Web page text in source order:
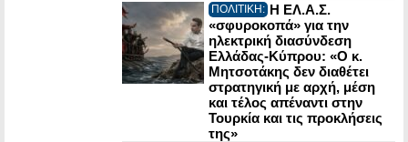
ΠΟΛΙΤΙΚΗ: Η ΕΛ.Α.Σ.
«σφυροκοπά» για την
ηλεκτρική διασύνδεση
Ελλάδας-Κύπρου: «Ο κ.
Μητσοτάκης δεν διαθέτει
στρατηγική με αρχή, μέση
και τέλος απέναντι στην
Τουρκία και τις προκλήσεις
της»